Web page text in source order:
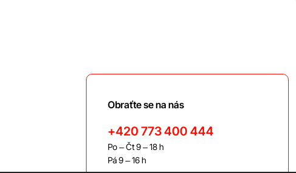
Obraťte se na nás
+420 773 400 444
Po – Čt 9 – 18 h
Pá 9 – 16 h